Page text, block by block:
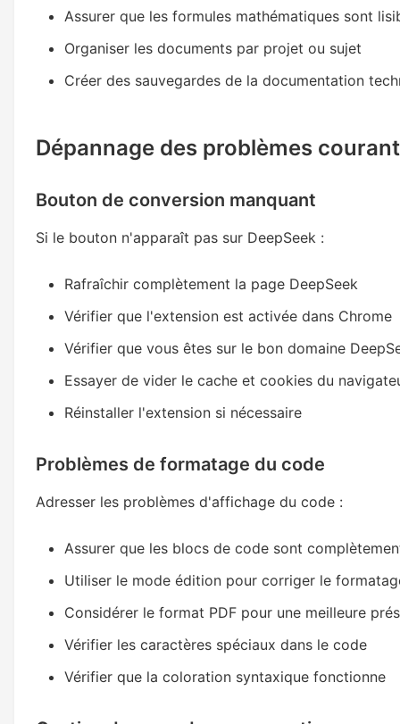
Assurer que les formules mathématiques sont
Organiser les documents par projet ou sujet
Créer des sauvegardes de la documentation
Dépannage des problèmes
Bouton de conversion manquant
Si le bouton n'apparaît pas sur DeepSeek :
Rafraîchir complètement la page DeepSeek
Vérifier que l'extension est activée dans Chrome
Vérifier que vous êtes sur le bon domaine
Essayer de vider le cache et cookies du
Réinstaller l'extension si nécessaire
Problèmes de formatage du code
Adresser les problèmes d'affichage du code :
Assurer que les blocs de code sont
Utiliser le mode édition pour corriger le
Considérer le format PDF pour une meilleure
Vérifier les caractères spéciaux dans le code
Vérifier que la coloration syntaxique fonctionne